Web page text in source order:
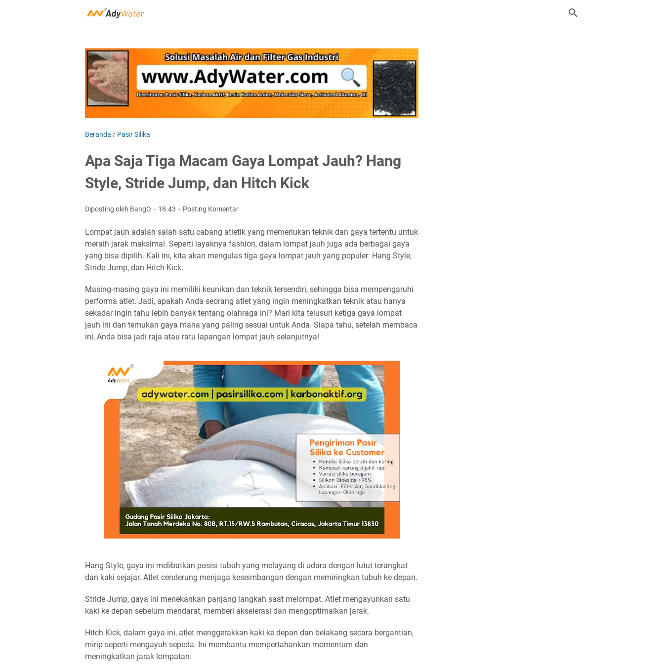
Beranda / Pasir Silika
Apa Saja Tiga Macam Gaya Lompat Jauh? Hang
Style, Stride Jump, dan Hitch Kick
Diposting oleh BangO 18.43 Posting Komentar
Lompat jauh adalah salah satu cabang atletik yang memerlukan teknik dan gaya tertentu untuk
meraih jarak maksimal. Seperti layaknya fashion, dalam lompat jauh juga ada berbagai gaya
yang bisa dipilih. Kali ini, kita akan mengulas tiga gaya lompat jauh yang populer: Hang Style,
Stride Jump, dan Hitch Kick.
Masing-masing gaya ini memiliki keunikan dan teknik tersendiri, sehingga bisa mempengaruhi
performa atlet. Jadi, apakah Anda seorang atlet yang ingin meningkatkan teknik atau hanya
sekadar ingin tahu lebih banyak tentang olahraga ini? Mari kita telusuri ketiga gaya lompat
jauh ini dan temukan gaya mana yang paling sesuai untuk Anda. Siapa tahu, setelah membaca
ini, Anda bisa jadi raja atau ratu lapangan lompat jauh selanjutnya!
Hang Style, gaya ini melibatkan posisi tubuh yang melayang di udara dengan lutut terangkat
dan kaki sejajar. Atlet cenderung menjaga keseimbangan dengan memiringkan tubuh ke depan.
Stride Jump, gaya ini menekankan panjang langkah saat melompat. Atlet mengayunkan satu
kaki ke depan sebelum mendarat, memberi akselerasi dan mengoptimalkan jarak.
Hitch Kick, dalam gaya ini, atlet menggerakkan kaki ke depan dan belakang secara bergantian,
mirip seperti mengayuh sepeda. Ini membantu mempertahankan momentum dan
meningkatkan jarak lompatan.